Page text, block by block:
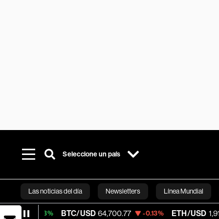
Seleccione un país
Las noticias del día Newsletters Línea Mundial
Bloomberg
BTC/USD 64,700.77 -0.13% ETH/USD 1,912.483 -